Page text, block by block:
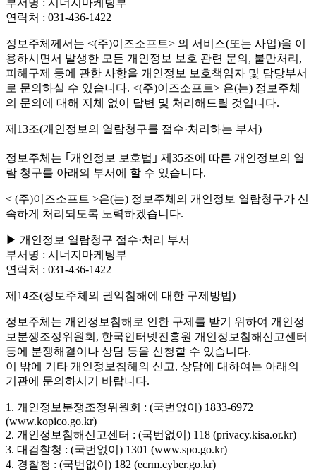
연락처 : 031-436-1422
정보주체께서는 <(주)이즈소프트> 의 서비스(또는 사업)을 이
용하시면서 발생한 모든 개인정보 보호 관련 문의, 불만처리,
피해구제 등에 관한 사항을 개인정보 보호책임자 및 담당부서
로 문의하실 수 있습니다. <(주)이즈소프트> 은(는) 정보주체
의 문의에 대해 지체 없이 답변 및 처리해드릴 것입니다.
제13조(개인정보의 열람청구를 접수·처리하는 부서)
정보주체는 ｢개인정보 보호법｣ 제35조에 따른 개인정보의 열
람 청구를 아래의 부서에 할 수 있습니다.
< (주)이즈소프트 >은(는) 정보주체의 개인정보 열람청구가 신
속하게 처리되도록 노력하겠습니다.
▶ 개인정보 열람청구 접수·처리 부서
부서명 : 시너지마케팅부
연락처 : 031-436-1422
제14조(정보주체의 권익침해에 대한 구제방법)
정보주체는 개인정보침해로 인한 구제를 받기 위하여 개인정
보분쟁조정위원회, 한국인터넷진흥원 개인정보침해신고센터
등에 분쟁해결이나 상담 등을 신청할 수 있습니다.
이 밖에 기타 개인정보침해의 신고, 상담에 대하여는 아래의
기관에 문의하시기 바랍니다.
1. 개인정보분쟁조정위원회 : (국번없이) 1833-6972
(www.kopico.go.kr)
2. 개인정보침해신고센터 : (국번없이) 118 (privacy.kisa.or.kr)
3. 대검찰청 : (국번없이) 1301 (www.spo.go.kr)
4. 경찰청 : (국번없이) 182 (ecrm.cyber.go.kr)